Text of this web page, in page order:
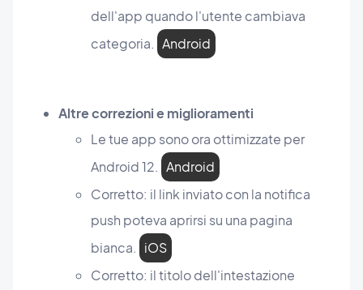
dell'app quando l'utente cambiava
categoria. Android
Altre correzioni e miglioramenti
Le tue app sono ora ottimizzate per
Android 12. Android
Corretto: il link inviato con la notifica
push poteva aprirsi su una pagina
bianca. iOS
Corretto: il titolo dell'intestazione